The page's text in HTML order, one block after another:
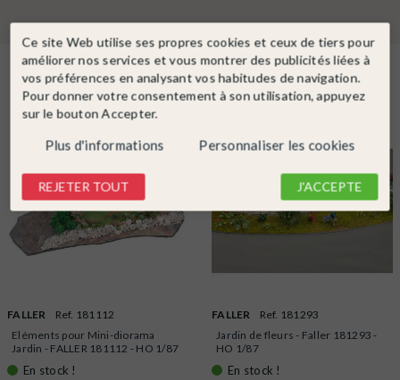
Dans la même catégorie
FALLER
Ref. 181112
Eléments pour Mini-diorama
Jardin - FALLER 181112 - HO 1/87
En stock !
FALLER
Ref. 181293
Jardin de fleurs - Faller 181293 -
HO 1/87
En stock !
Ce site Web utilise ses propres cookies et ceux de tiers pour
améliorer nos services et vous montrer des publicités liées à
vos préférences en analysant vos habitudes de navigation.
Pour donner votre consentement à son utilisation, appuyez
sur le bouton Accepter.
Plus d'informations Personnaliser les cookies
REJETER TOUT J'ACCEPTE